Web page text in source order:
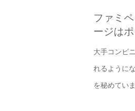
ファミ
ージは
大手コンビ
れるように
を秘めていま